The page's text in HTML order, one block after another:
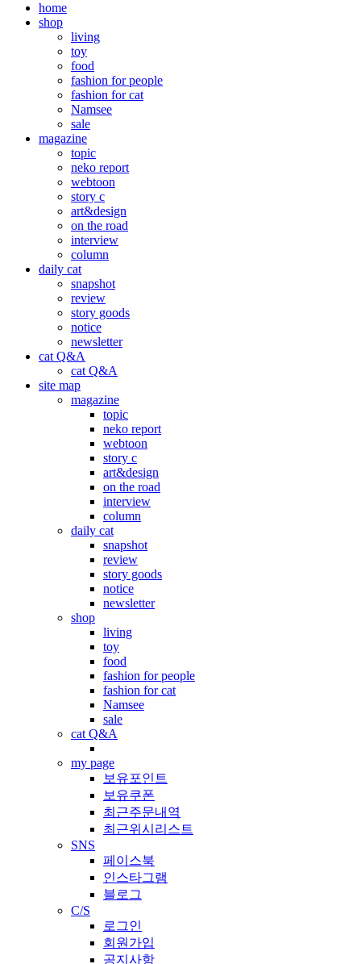
home
shop
living
toy
food
fashion for people
fashion for cat
Namsee
sale
magazine
topic
neko report
webtoon
story c
art&design
on the road
interview
column
daily cat
snapshot
review
story goods
notice
newsletter
cat Q&A
cat Q&A
site map
magazine
topic
neko report
webtoon
story c
art&design
on the road
interview
column
daily cat
snapshot
review
story goods
notice
newsletter
shop
living
toy
food
fashion for people
fashion for cat
Namsee
sale
cat Q&A
my page
보유포인트
보유쿠폰
최근주문내역
최근위시리스트
SNS
페이스북
인스타그램
블로그
C/S
로그인
회원가입
공지사항